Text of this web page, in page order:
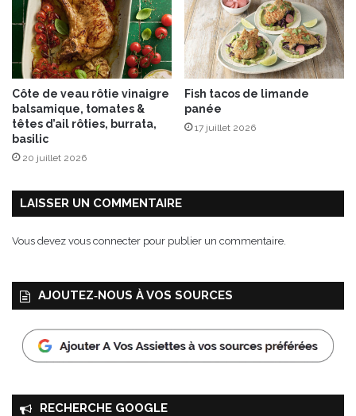
Côte de veau rôtie vinaigre
balsamique, tomates &
têtes d’ail rôties, burrata,
basilic
20 juillet 2026
Fish tacos de limande
panée
17 juillet 2026
LAISSER UN COMMENTAIRE
Vous devez vous connecter pour publier un commentaire.
AJOUTEZ‑NOUS À VOS SOURCES
RECHERCHE GOOGLE